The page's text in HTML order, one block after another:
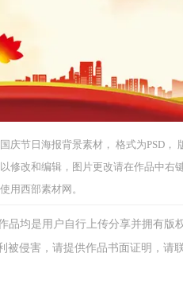
庆节日海报背景素材， 格式为PSD，
修改和编辑，图片更改请在作品中
用西部素材网。
品均是用户自行上传分享并拥有
被侵害，请提供作品书面证明，请